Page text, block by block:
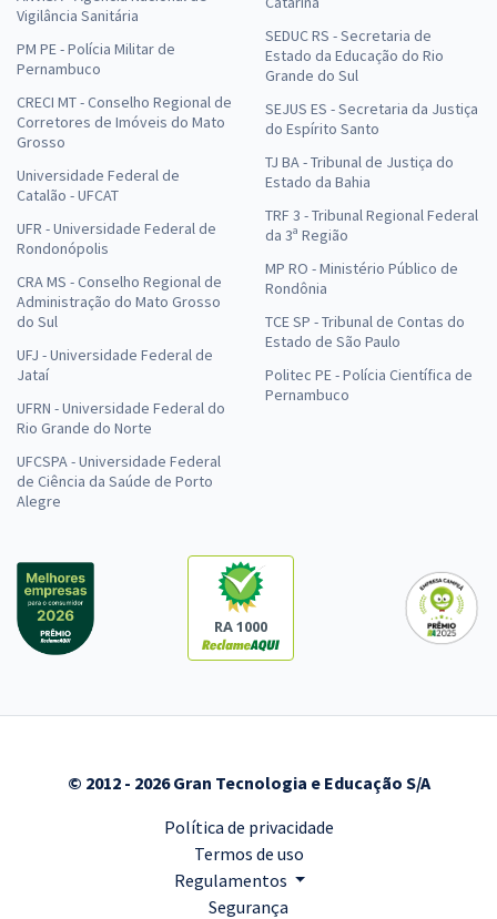
Vigilância Sanitária
PM PE - Polícia Militar de
Pernambuco
CRECI MT - Conselho Regional de
Corretores de Imóveis do Mato
Grosso
Universidade Federal de
Catalão - UFCAT
UFR - Universidade Federal de
Rondonópolis
CRA MS - Conselho Regional de
Administração do Mato Grosso
do Sul
UFJ - Universidade Federal de
Jataí
UFRN - Universidade Federal do
Rio Grande do Norte
UFCSPA - Universidade Federal
de Ciência da Saúde de Porto
Alegre
SEDUC RS - Secretaria de
Estado da Educação do Rio
Grande do Sul
SEJUS ES - Secretaria da Justiça
do Espírito Santo
TJ BA - Tribunal de Justiça do
Estado da Bahia
TRF 3 - Tribunal Regional Federal
da 3ª Região
MP RO - Ministério Público de
Rondônia
TCE SP - Tribunal de Contas do
Estado de São Paulo
Politec PE - Polícia Científica de
Pernambuco
RA 1000
© 2012 - 2026 Gran Tecnologia e Educação S/A
Política de privacidade
Termos de uso
Regulamentos
Segurança